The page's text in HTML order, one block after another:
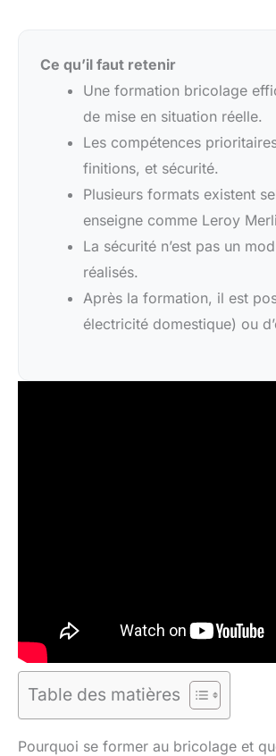
Ce qu’il faut retenir
Une formation bricolage
de mise en situation réelle.
Les compétences
finitions, et sécurité.
Plusieurs formats existent
enseigne comme Leroy
La sécurité n’est pas un
réalisés.
Après la formation, il est
électricité domestique) ou
Table des matières
Pourquoi se former au bricolage et